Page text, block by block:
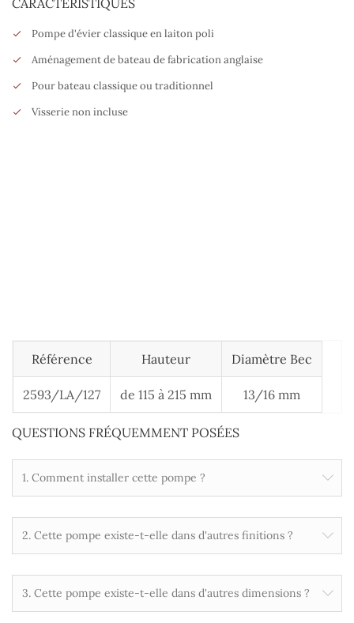
CARACTÉRISTIQUES
Pompe d'évier classique en laiton poli
Aménagement de bateau de fabrication anglaise
Pour bateau classique ou traditionnel
Visserie non incluse
Référence Hauteur Diamètre Bec
2593/LA/127 de 115 à 215 mm 13/16 mm
QUESTIONS FRÉQUEMMENT POSÉES
1. Comment installer cette pompe ?
2. Cette pompe existe-t-elle dans d'autres finitions ?
3. Cette pompe existe-t-elle dans d'autres dimensions ?